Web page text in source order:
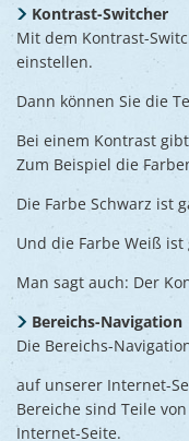
Kontrast-Switcher
Mit dem Kontrast-
einstellen.
Dann können Sie die
Bei einem Kontrast
Zum Beispiel die
Die Farbe Schwarz ist
Und die Farbe Weiß ist
Man sagt auch: Der
Bereichs-Navigation
Die Bereichs-
auf unserer Internet-
Bereiche sind Teile
Internet-Seite.